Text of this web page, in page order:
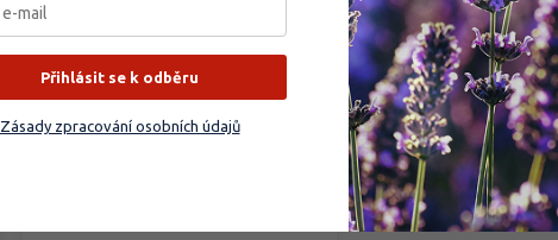
Skladem (35 ks
Zásobní tabletové hnojivo pro ovocné
Přihlásit se k odběru
Zásady zpracování osobních údajů